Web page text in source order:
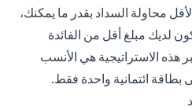
محاولة السداد بقدر ما يمكنك،
لديك مبلغ أقل من الفائدة
هذه الاستراتيجية هي الأنسب
بطاقة ائتمانية واحدة فقط.